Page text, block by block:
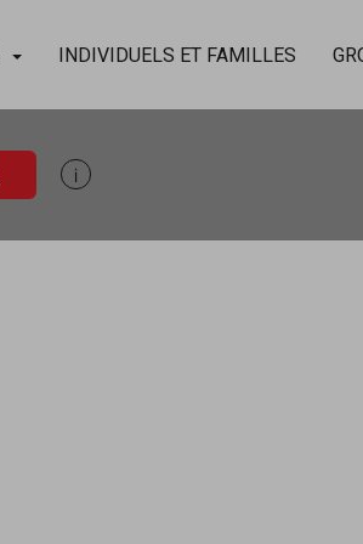
INDIVIDUELS ET FAMILLES
Afficher les informations d'aide à